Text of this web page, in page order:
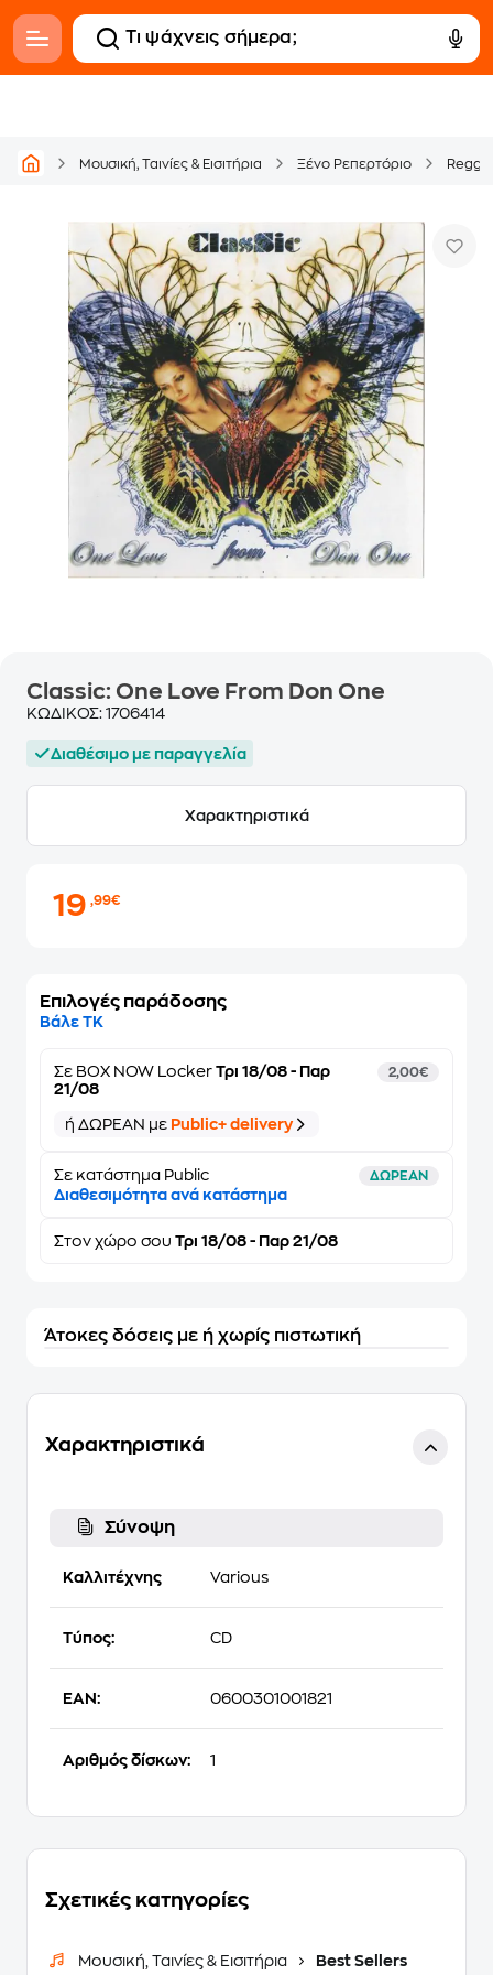
Μουσική, Ταινίες & Εισιτήρια Ξένο Ρεπερτόριο
Classic: One Love From Don One
ΚΩΔΙΚΟΣ: 1706414
Διαθέσιμο με παραγγελία
Χαρακτηριστικά
19,99€
Επιλογές παράδοσης
Βάλε ΤΚ
Σε BOX NOW Locker Τρι 18/08 - Παρ
21/08
2,00€
ή ΔΩΡΕΑΝ με Public+ delivery
Σε κατάστημα Public ΔΩΡΕΑΝ
Διαθεσιμότητα ανά κατάστημα
Στον χώρο σου Τρι 18/08 - Παρ 21/08
Άτοκες δόσεις με ή χωρίς πιστωτική
Χαρακτηριστικά
Σύνοψη
Καλλιτέχνης Various
Τύπος: CD
EAN: 0600301001821
Αριθμός δίσκων: 1
Σχετικές κατηγορίες
Μουσική, Ταινίες & Εισιτήρια Best Sellers